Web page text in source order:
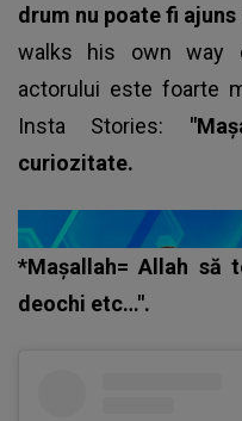
drum nu poate fi ajuns
walks his own way
actorului este foarte
Insta Stories:
curiozitate.
*Maşallah= Allah să
deochi etc…".